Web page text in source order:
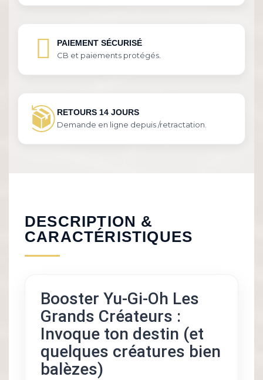
PAIEMENT SÉCURISÉ
CB et paiements protégés.
RETOURS 14 JOURS
Demande en ligne depuis /retractation.
DESCRIPTION &
CARACTÉRISTIQUES
Booster Yu-Gi-Oh Les
Grands Créateurs :
Invoque ton destin (et
quelques créatures bien
balèzes)